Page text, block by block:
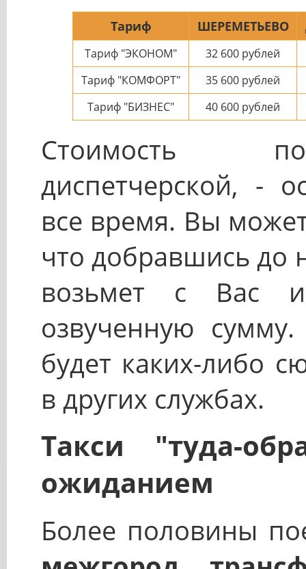
Тариф ШЕРЕМЕТЬЕВО
Тариф "ЭКОНОМ" 32 600 рублей
Тариф "КОМФОРТ"
35 600 рублей
Тариф "БИЗНЕС"
40 600 рублей
Стоимость
диспетчерской, -
все время. Вы
что добравшись до
возьмет с Вас
озвученную
будет каких-либо
в других службах.
Такси "туда-
ожиданием
Более половины